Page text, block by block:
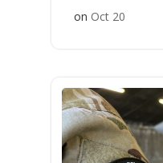
on Oct 20